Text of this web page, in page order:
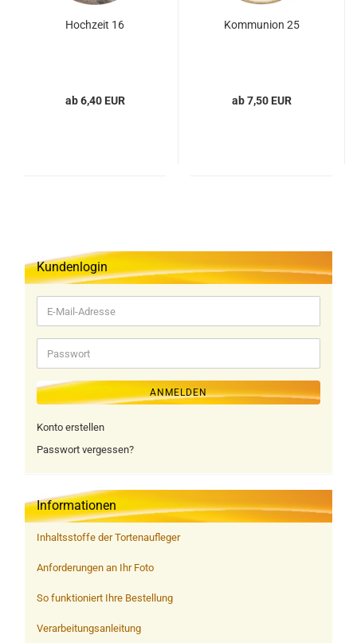
Hochzeit 16
ab 6,40 EUR
Kommunion 25
ab 7,50 EUR
Kundenlogin
E-
Mail-
Adresse
Passwort
ANMELDEN
Konto erstellen
Passwort vergessen?
Informationen
Inhaltsstoffe der Tortenaufleger
Anforderungen an Ihr Foto
So funktioniert Ihre Bestellung
Verarbeitungsanleitung